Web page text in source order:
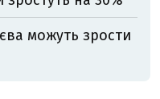
можуть зрости